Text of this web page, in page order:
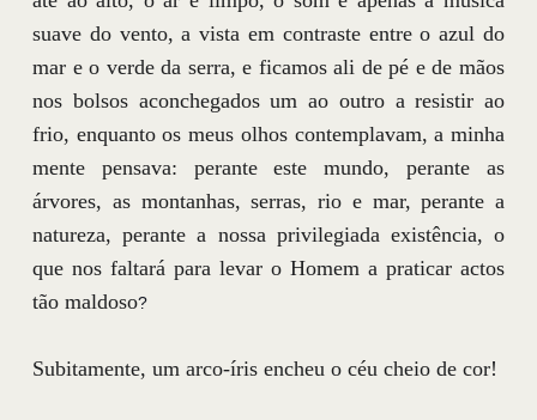
suave do vento, a vista em contraste entre o azul do
mar e o verde da serra, e ficamos ali de pé e de mãos
nos bolsos aconchegados um ao outro a resistir ao
frio, enquanto os meus olhos contemplavam, a minha
mente pensava: perante este mundo, perante as
árvores, as montanhas, serras, rio e mar, perante a
natureza, perante a nossa privilegiada existência, o
que nos faltará para levar o Homem a praticar actos
tão maldoso?
Subitamente, um arco-íris encheu o céu cheio de cor!